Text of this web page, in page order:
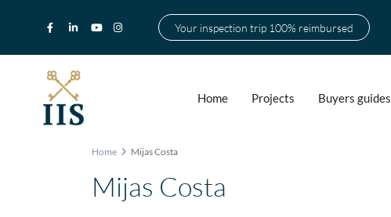
Your inspection trip 100% reimbursed
Home Projects Buyers guides
Home Mijas Costa
Mijas Costa